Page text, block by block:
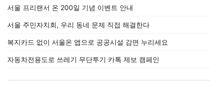
서울 프리랜서 온 200일 기념 이벤트 안내
서울 주민자치회, 우리 동네 문제 직접 해결한다
복지카드 없이 서울온 앱으로 공공시설 감면 누리세요
자동차전용도로 쓰레기 무단투기 카톡 제보 캠페인